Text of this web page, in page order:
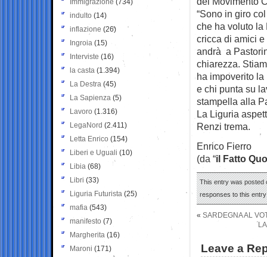
“Sono in giro
che ha voluto la
cricca di amici
andrà a
chiarezza.
ha impoverito
e chi punta su
stampella alla
La Liguria
Renzi trema.
Enrico Fierro
(da “il Fatto
This entry was posted
responses to this
« SARDEGNA AL
Leave a
Immigrazione (734)
indulto (14)
inflazione (26)
Ingroia (15)
Interviste (16)
la casta (1.394)
La Destra (45)
La Sapienza (5)
Lavoro (1.316)
LegaNord (2.411)
Letta Enrico (154)
Liberi e Uguali (10)
Libia (68)
Libri (33)
Liguria Futurista (25)
mafia (543)
manifesto (7)
Margherita (16)
Maroni (171)